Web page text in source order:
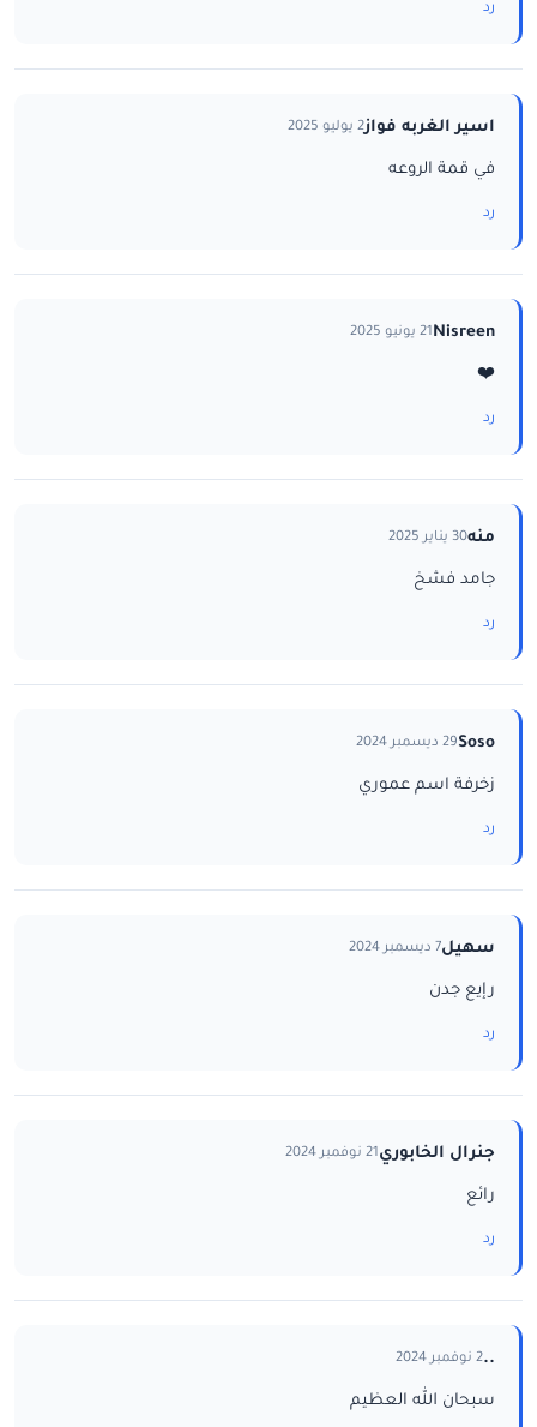
رد
اسير الغربه فواز2 يوليو 2025
في قمة الروعه
رد
Nisreen21 يونيو 2025
❤️
رد
منه30 يناير 2025
جامد فشخ
رد
Soso29 ديسمبر 2024
زخرفة اسم عموري
رد
سهيل7 ديسمبر 2024
رإيع جدن
رد
جنرال الخابوري21 نوفمبر 2024
رائع
رد
..2 نوفمبر 2024
سبحان الله العظيم